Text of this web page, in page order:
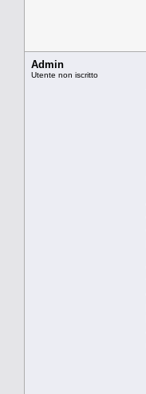
Admin
Utente non iscritto